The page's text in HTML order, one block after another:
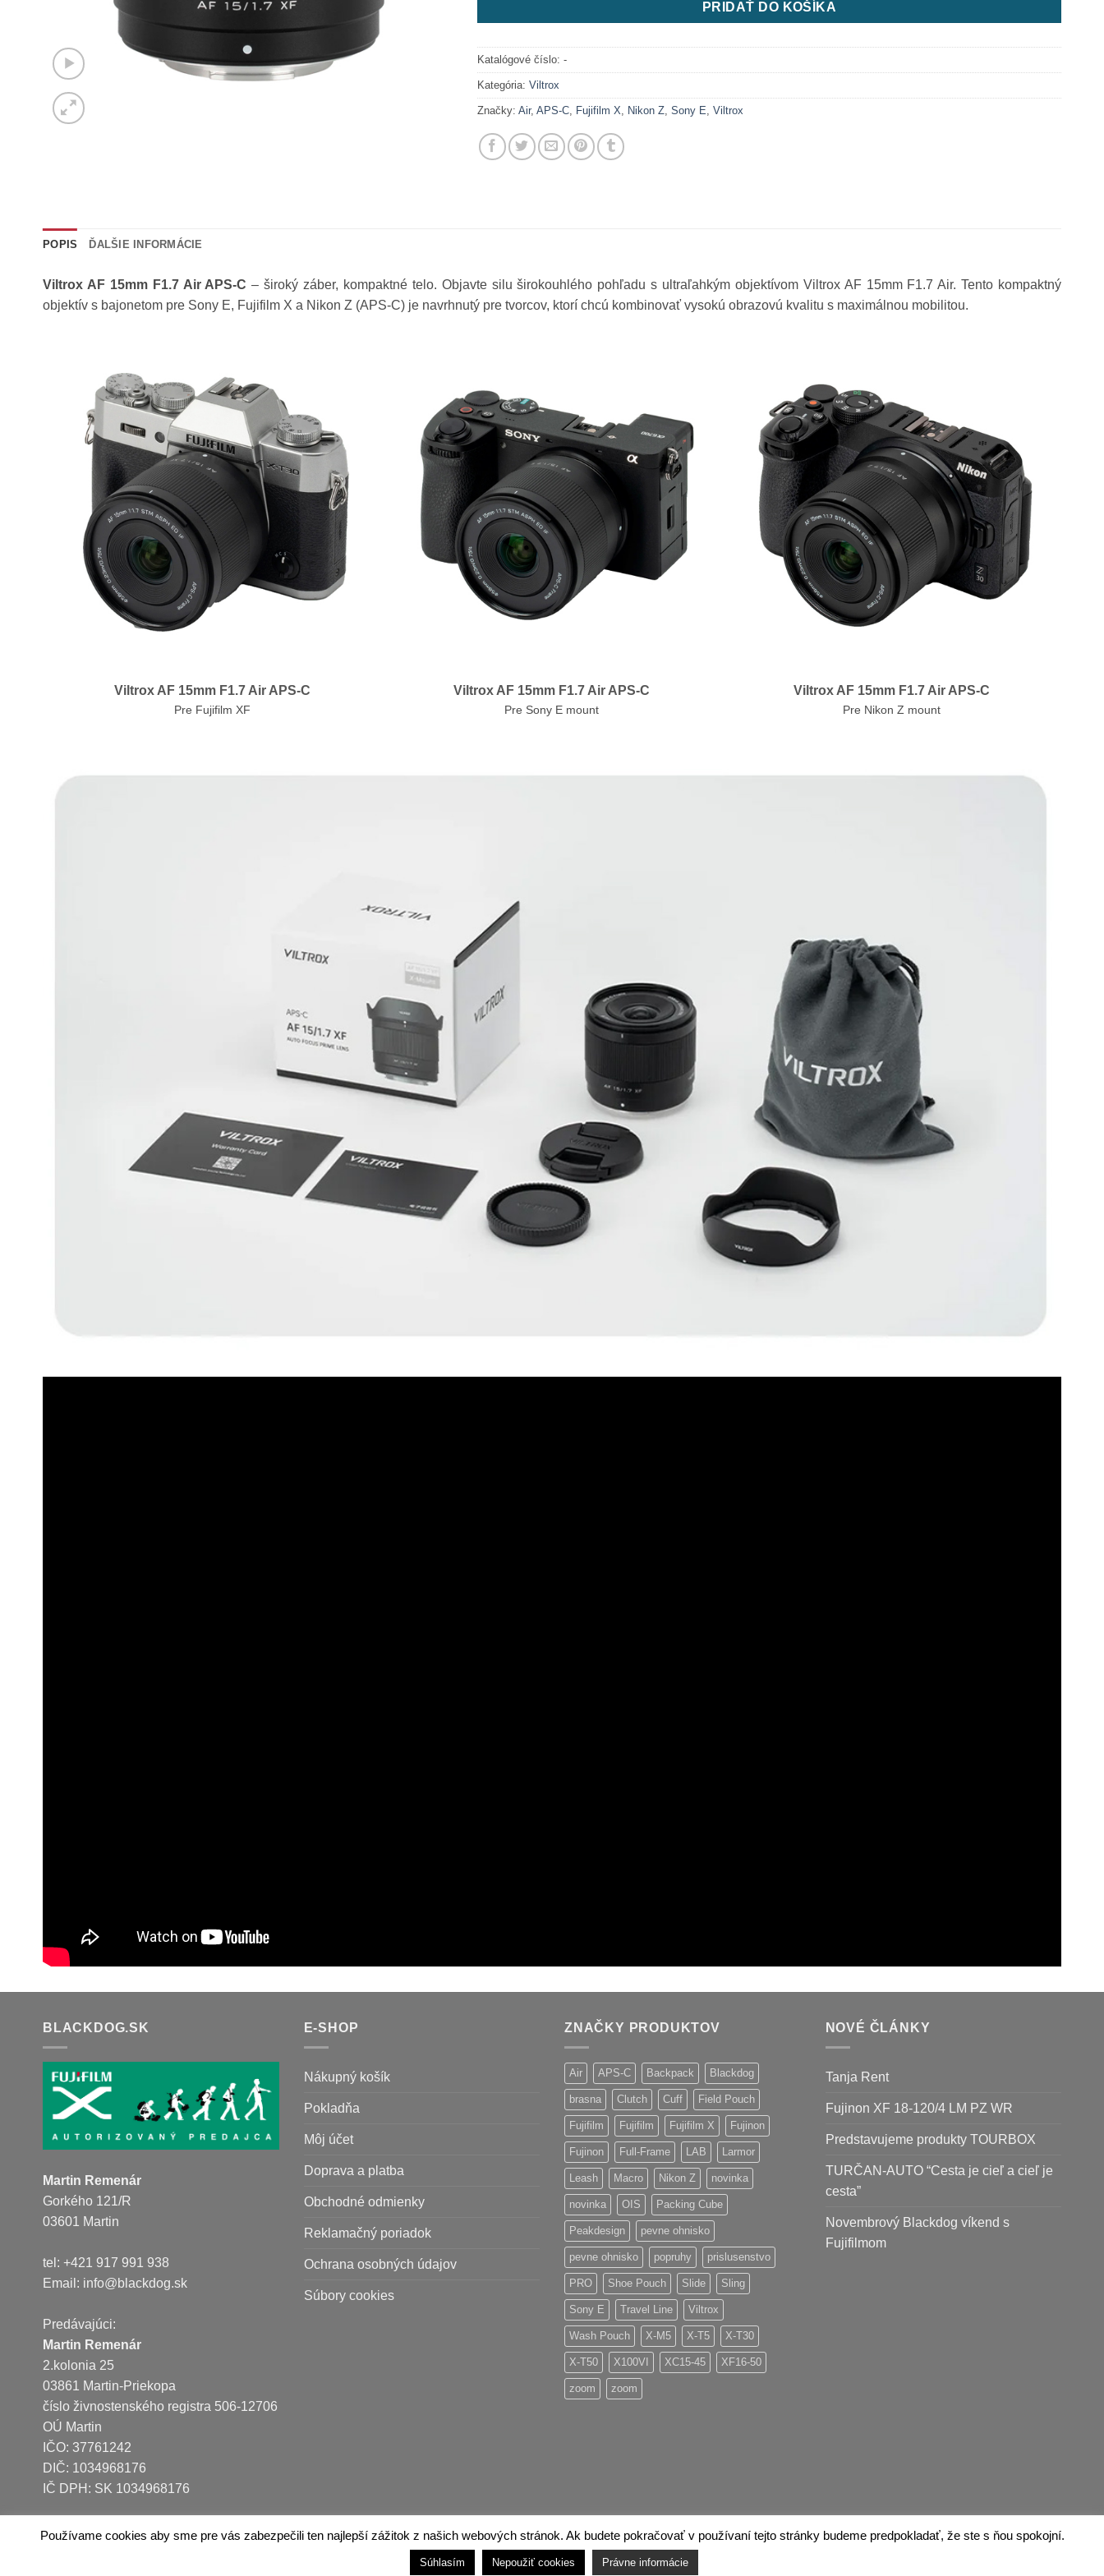
PRIDAŤ DO KOŠÍKA
Katalógové číslo:-
Kategória:Viltrox
Značky:Air,APS-C Fujifilm X Nikon Z ,Sony E ,Viltrox
POPIS ĎALŠIE INFORMÁCIE
Viltrox AF 15mm F1.7 Air APS-C – široký záber, kompaktné telo. Objavte silu širokouhlého pohľadu s ultraľahkým objektívom Viltrox AF 15mm F1.7 Air. Tento kompaktný
objektív s bajonetom pre Sony E, Fujifilm X a Nikon Z (APS-C) je navrhnutý pre tvorcov, ktorí chcú kombinovať vysokú obrazovú kvalitu s maximálnou mobilitou.
Viltrox AF 15mm F1.7 Air APS-C
Pre Fujifilm XF
Viltrox AF 15mm F1.7 Air APS-C
Pre Sony E mount
Viltrox AF 15mm F1.7 Air APS-C
Pre Nikon Z mount
BLACKDOG.SK
Martin Remenár
Gorkého 121/R
03601 Martin
tel: +421 917 991 938
Email: info@blackdog.sk
Predávajúci:
Martin Remenár
2.kolonia 25
03861 Martin-Priekopa
číslo živnostenského registra 506-12706
OÚ Martin
IČO: 37761242
DIČ: 1034968176
IČ DPH: SK 1034968176
E-SHOP
Nákupný košík
Pokladňa
Môj účet
Doprava a platba
Obchodné odmienky
Reklamačný poriadok
Ochrana osobných údajov
Súbory cookies
ZNAČKY PRODUKTOV
Air APS-C Backpack Blackdog
brasna Clutch Cuff Field Pouch
Fujifilm Fujifilm Fujifilm X Fujinon
Fujinon Full-Frame LAB Larmor
Leash Macro Nikon Z novinka
novinka OIS Packing Cube
Peakdesign pevne ohnisko
pevne ohnisko popruhy prislusenstvo
PRO Shoe Pouch Slide Sling
Sony E Travel Line Viltrox
Wash Pouch X-M5 X-T5 X-T30
X-T50 X100VI XC15-45 XF16-50
zoom zoom
NOVÉ ČLÁNKY
Tanja Rent
Fujinon XF 18-120/4 LM PZ WR
Predstavujeme produkty TOURBOX
TURČAN-AUTO “Cesta je cieľ a cieľ je
cesta”
Novembrový Blackdog víkend s
Fujifilmom
Apple
Copyright 2026 © Martin Remenár | Blackdog.sk
Používame cookies aby sme pre vás zabezpečili ten najlepší zážitok z našich webových stránok. Ak budete pokračovať v používaní tejto stránky budeme predpokladať, že ste s ňou spokojní.
Súhlasím Nepoužiť cookies Právne informácie